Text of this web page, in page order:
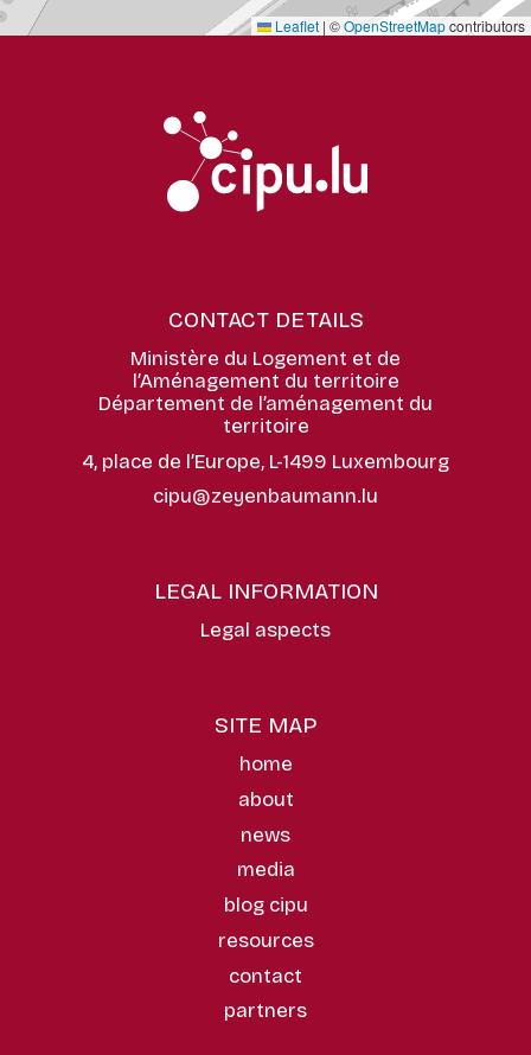
Leaflet | ©OpenStreetMapcontributors
CONTACT DETAILS
Ministère du Logement et de
l’Aménagement du territoire
Département de l’aménagement du
territoire
4, place de l’Europe, L-1499 Luxembourg
cipu@zeyenbaumann.lu
LEGAL INFORMATION
Legal aspects
SITE MAP
home
about
news
media
blog cipu
resources
contact
partners